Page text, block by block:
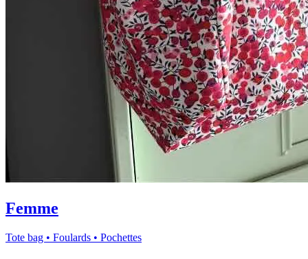
Femme
Tote bag • Foulards • Pochettes